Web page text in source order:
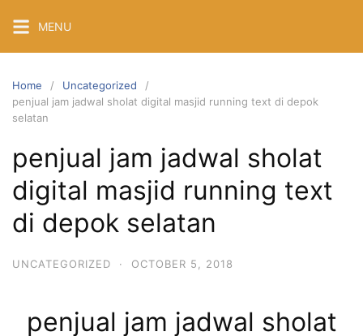
content
MENU
Home
Uncategorized
penjual jam jadwal sholat digital masjid running text di depok
selatan
penjual jam jadwal sholat
digital masjid running text
di depok selatan
UNCATEGORIZED · OCTOBER 5, 2018
penjual jam jadwal sholat